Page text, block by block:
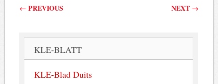
Berichtnavigatie
← PREVIOUS NEXT →
KLE-BLATT
KLE-Blad Duits